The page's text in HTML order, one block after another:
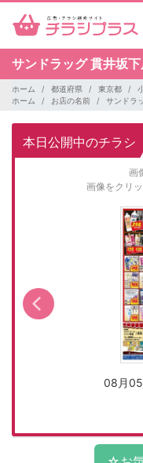
サンドラッグ貫井坂
ホーム 都道府県 東京都
ホーム
お店の名前 サンドラ
本日公開中のチラシ
画
画像をクリ
08月